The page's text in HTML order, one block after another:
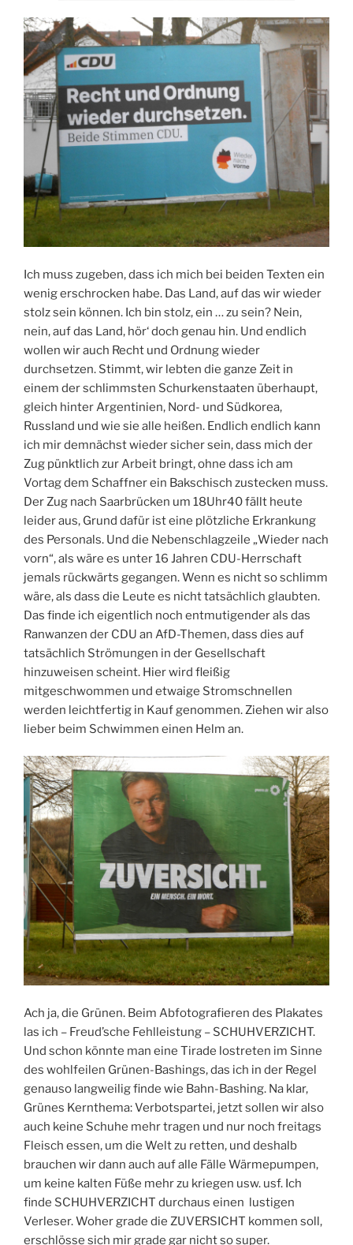
Ich muss zugeben, dass ich mich bei beiden Texten ein
wenig erschrocken habe. Das Land, auf das wir wieder
stolz sein können. Ich bin stolz, ein … zu sein? Nein,
nein, auf das Land, hör‘ doch genau hin. Und endlich
wollen wir auch Recht und Ordnung wieder
durchsetzen. Stimmt, wir lebten die ganze Zeit in
einem der schlimmsten Schurkenstaaten überhaupt,
gleich hinter Argentinien, Nord- und Südkorea,
Russland und wie sie alle heißen. Endlich endlich kann
ich mir demnächst wieder sicher sein, dass mich der
Zug pünktlich zur Arbeit bringt, ohne dass ich am
Vortag dem Schaffner ein Bakschisch zustecken muss.
Der Zug nach Saarbrücken um 18Uhr40 fällt heute
leider aus, Grund dafür ist eine plötzliche Erkrankung
des Personals. Und die Nebenschlagzeile „Wieder nach
vorn“, als wäre es unter 16 Jahren CDU-Herrschaft
jemals rückwärts gegangen. Wenn es nicht so schlimm
wäre, als dass die Leute es nicht tatsächlich glaubten.
Das finde ich eigentlich noch entmutigender als das
Ranwanzen der CDU an AfD-Themen, dass dies auf
tatsächlich Strömungen in der Gesellschaft
hinzuweisen scheint. Hier wird fleißig
mitgeschwommen und etwaige Stromschnellen
werden leichtfertig in Kauf genommen. Ziehen wir also
lieber beim Schwimmen einen Helm an.
Ach ja, die Grünen. Beim Abfotografieren des Plakates
las ich – Freud’sche Fehlleistung – SCHUHVERZICHT.
Und schon könnte man eine Tirade lostreten im Sinne
des wohlfeilen Grünen-Bashings, das ich in der Regel
genauso langweilig finde wie Bahn-Bashing. Na klar,
Grünes Kernthema: Verbotspartei, jetzt sollen wir also
auch keine Schuhe mehr tragen und nur noch freitags
Fleisch essen, um die Welt zu retten, und deshalb
brauchen wir dann auch auf alle Fälle Wärmepumpen,
um keine kalten Füße mehr zu kriegen usw. usf. Ich
finde SCHUHVERZICHT durchaus einen lustigen
Verleser. Woher grade die ZUVERSICHT kommen soll,
erschlösse sich mir grade gar nicht so super.